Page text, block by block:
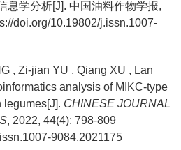
息学分析[J]. 中国油料作物学报,
doi.org/10.19802/j.issn.1007-
, Zi-jian YU , Qiang XU , Lan
analysis of MIKC-type
CHINESE JOURNAL
, 2022, 44(4): 798-809
9084.2021175